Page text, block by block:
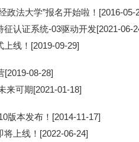
政法大学”报名开始啦！[2016-05-
征认证系统-03驱动开发[2021-06-
线！[2019-09-29]
[2019-08-28]
来可期[2021-01-18]
版本发布！[2014-11-17]
上线！[2022-06-24]